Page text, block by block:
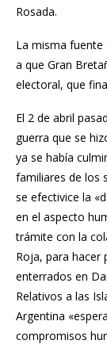
Rosada.
La misma fuente
a que Gran
electoral, que
El 2 de abril
guerra que se
ya se había
familiares de los
se efectivice la
en el aspecto
trámite con la
Roja, para hacer
enterrados en
Relativos a las
Argentina
compromisos